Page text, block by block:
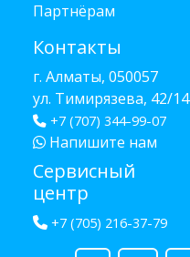
Партнёрам
Контакты
г. Алматы, 050057
ул. Тимирязева, 42/14
+7 (707) 344-99-07
Напишите нам
Сервисный
центр
+7 (705) 216-37-79